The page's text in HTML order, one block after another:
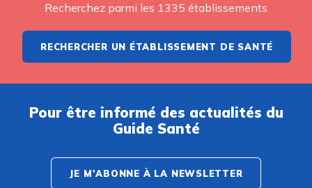
Recherchez parmi les 1335 établissements
RECHERCHER UN ÉTABLISSEMENT DE SANTÉ
Pour être informé des actualités du
Guide Santé
JE M'ABONNE À LA NEWSLETTER